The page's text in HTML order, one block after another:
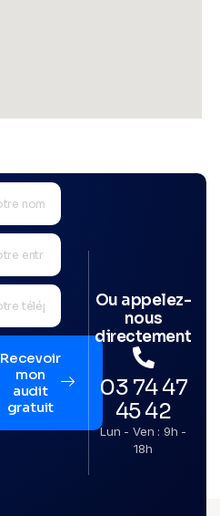
Recevoir
mon
audit
gratuit
Ou appelez-
nous
directement
03 74 47
45 42
Lun - Ven : 9h -
18h